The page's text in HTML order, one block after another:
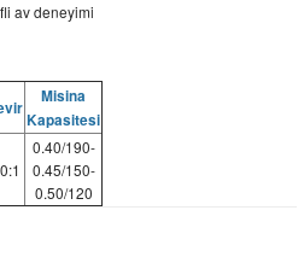
av deneyimi
Misina
Kapasitesi
0.40/190-
0.45/150-
0.50/120